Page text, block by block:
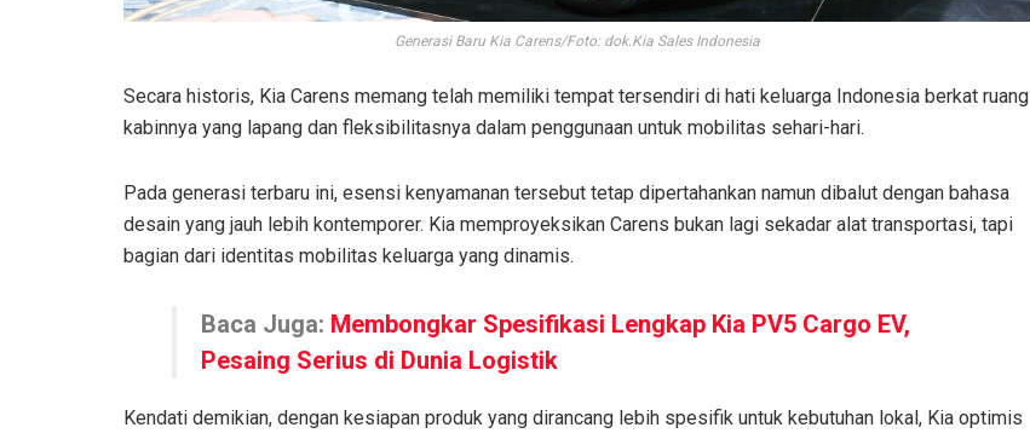
Generasi Baru Kia Carens/Foto: dok.Kia Sales Indonesia
Secara historis, Kia Carens memang telah memiliki tempat tersendiri di hati keluarga Indonesia berkat ruang
kabinnya yang lapang dan fleksibilitasnya dalam penggunaan untuk mobilitas sehari-hari.
Pada generasi terbaru ini, esensi kenyamanan tersebut tetap dipertahankan namun dibalut dengan bahasa
desain yang jauh lebih kontemporer. Kia memproyeksikan Carens bukan lagi sekadar alat transportasi, tapi
bagian dari identitas mobilitas keluarga yang dinamis.
Baca Juga: Membongkar Spesifikasi Lengkap Kia PV5 Cargo EV,
Pesaing Serius di Dunia Logistik
Kendati demikian, dengan kesiapan produk yang dirancang lebih spesifik untuk kebutuhan lokal, Kia optimis